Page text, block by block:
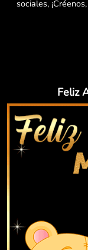
sociales,
Feliz